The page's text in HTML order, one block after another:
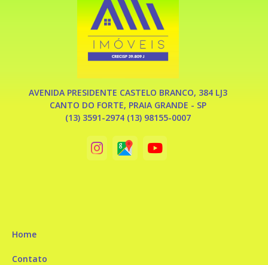
AVENIDA PRESIDENTE CASTELO BRANCO, 384 LJ3
CANTO DO FORTE, PRAIA GRANDE - SP
(13) 3591-2974 (13) 98155-0007
Home
Contato